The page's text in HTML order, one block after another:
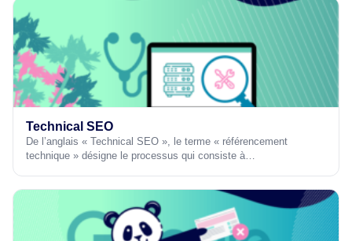
Technical SEO
De l’anglais « Technical SEO », le terme « référencement
technique » désigne le processus qui consiste à…